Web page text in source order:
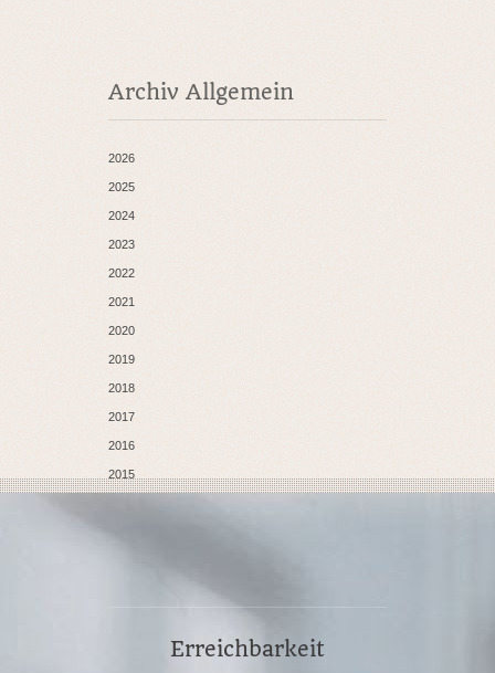
Archiv Allgemein
2026
2025
2024
2023
2022
2021
2020
2019
2018
2017
2016
2015
Erreichbarkeit